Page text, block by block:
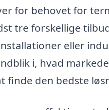
for behovet for
tre forskellige
eller
i, hvad
finde den bedste